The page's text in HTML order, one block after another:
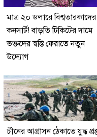
মাত্র ২০ ডলারে বিশ্বতারকাদের
কনসার্ট! বাড়তি টিকিটের দামে
ভক্তদের স্বস্তি ফেরাতে নতুন
উদ্যোগ
চীনের আগ্রাসন ঠেকাতে যুদ্ধ